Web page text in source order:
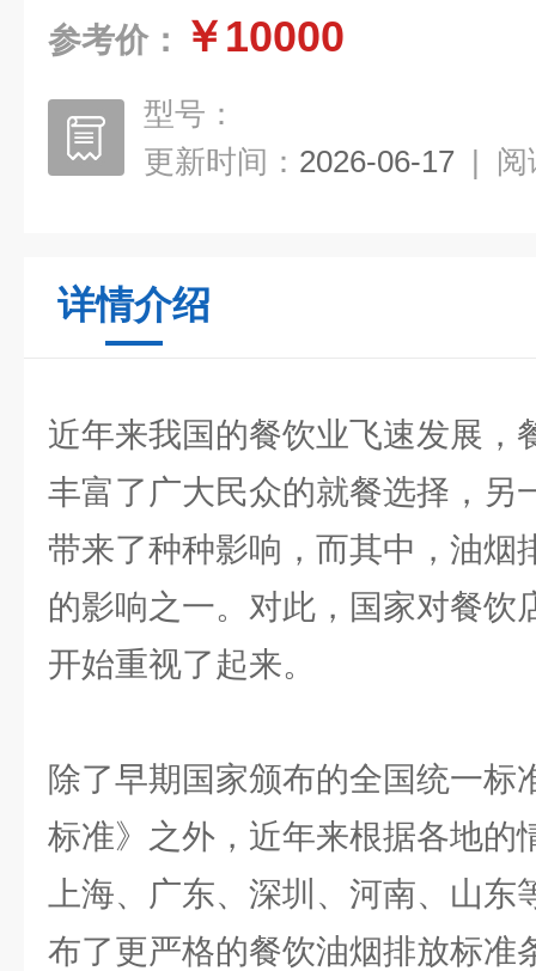
参考价： ￥10000
型号：
更新时间： 2026-06-17 | 阅
详情介绍
近年来我国的餐饮业飞速发展，
丰富了广大民众的就餐选择，另
带来了种种影响，而其中，油烟
的影响之一。对此，国家对餐饮
开始重视了起来。
除了早期国家颁布的全国统一标
标准》之外，近年来根据各地的
上海、广东、深圳、河南、山
布了更严格的餐饮油烟排放标准